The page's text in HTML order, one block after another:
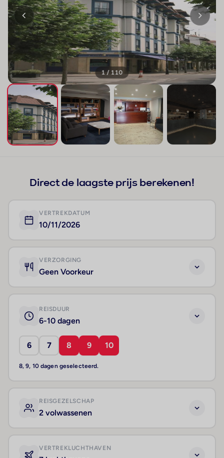
1 / 110
Direct de laagste prijs berekenen!
VERTREKDATUM
10/11/2026
VERZORGING
Geen Voorkeur
REISDUUR
6-10 dagen
6 7 8 9 10
8, 9, 10 dagen geselecteerd.
REISGEZELSCHAP
2 volwassenen
VERTREKLUCHTHAVEN